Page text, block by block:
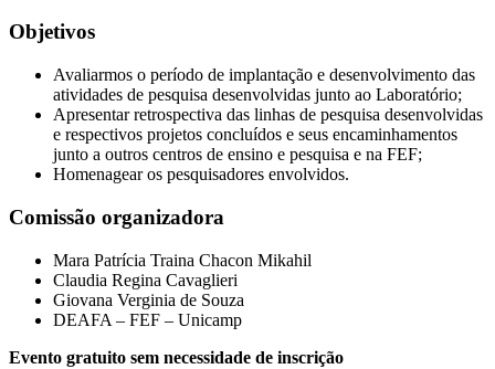
Objetivos
Avaliarmos o período de implantação e desenvolvimento das
atividades de pesquisa desenvolvidas junto ao Laboratório;
Apresentar retrospectiva das linhas de pesquisa desenvolvidas
e respectivos projetos concluídos e seus encaminhamentos
junto a outros centros de ensino e pesquisa e na FEF;
Homenagear os pesquisadores envolvidos.
Comissão organizadora
Mara Patrícia Traina Chacon Mikahil
Claudia Regina Cavaglieri
Giovana Verginia de Souza
DEAFA – FEF – Unicamp
Evento gratuito sem necessidade de inscrição